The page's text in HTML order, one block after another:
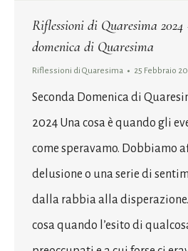
Riflessioni di Quaresima 2024
domenica di Quaresima
Riflessioni di Quaresima 25 Febbraio
Seconda Domenica di
2024 Una cosa è quando gli
come speravamo. Dobbiamo
delusione o una serie di
dalla rabbia alla
cosa quando l’esito di